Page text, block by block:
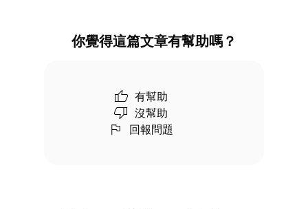
你覺得這篇文章有幫助嗎？
有幫助
沒幫助
回報問題